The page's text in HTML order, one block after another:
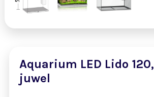
Aquarium LED Lido
juwel